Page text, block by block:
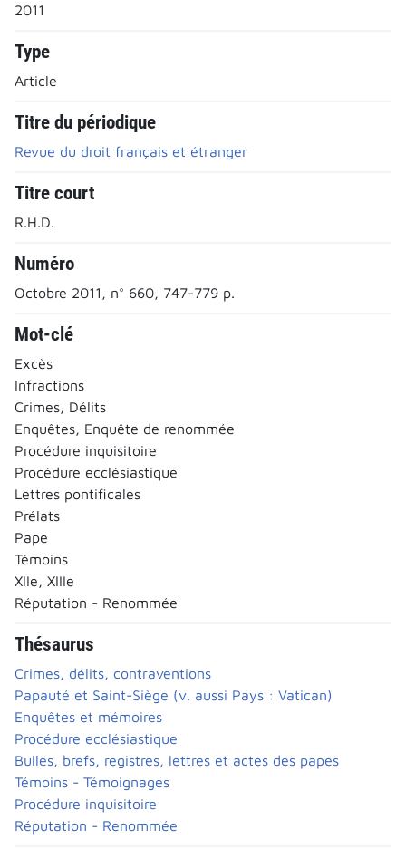
2011
Type
Article
Titre du périodique
Revue du droit français et étranger
Titre court
R.H.D.
Numéro
Octobre 2011, n° 660, 747-779 p.
Mot-clé
Excès
Infractions
Crimes, Délits
Enquêtes, Enquête de renommée
Procédure inquisitoire
Procédure ecclésiastique
Lettres pontificales
Prélats
Pape
Témoins
XIIe, XIIIe
Réputation - Renommée
Thésaurus
Crimes, délits, contraventions
Papauté et Saint-Siège (v. aussi Pays : Vatican)
Enquêtes et mémoires
Procédure ecclésiastique
Bulles, brefs, registres, lettres et actes des papes
Témoins - Témoignages
Procédure inquisitoire
Réputation - Renommée